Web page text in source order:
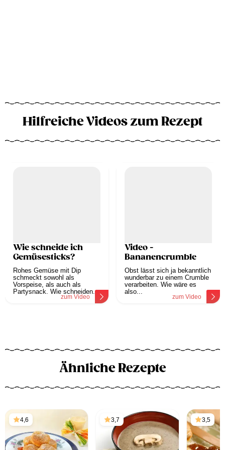
Hilfreiche Videos zum Rezept
Wie schneide ich
Gemüsesticks?
Rohes Gemüse mit Dip
schmeckt sowohl als
Vorspeise, als auch als
Partysnack. Wie schneiden...
zum Video
Video -
Bananencrumble
Obst lässt sich ja bekanntlich
wunderbar zu einem Crumble
verarbeiten. Wie wäre es
also...
zum Video
Ähnliche Rezepte
4,6 3,7 3,5